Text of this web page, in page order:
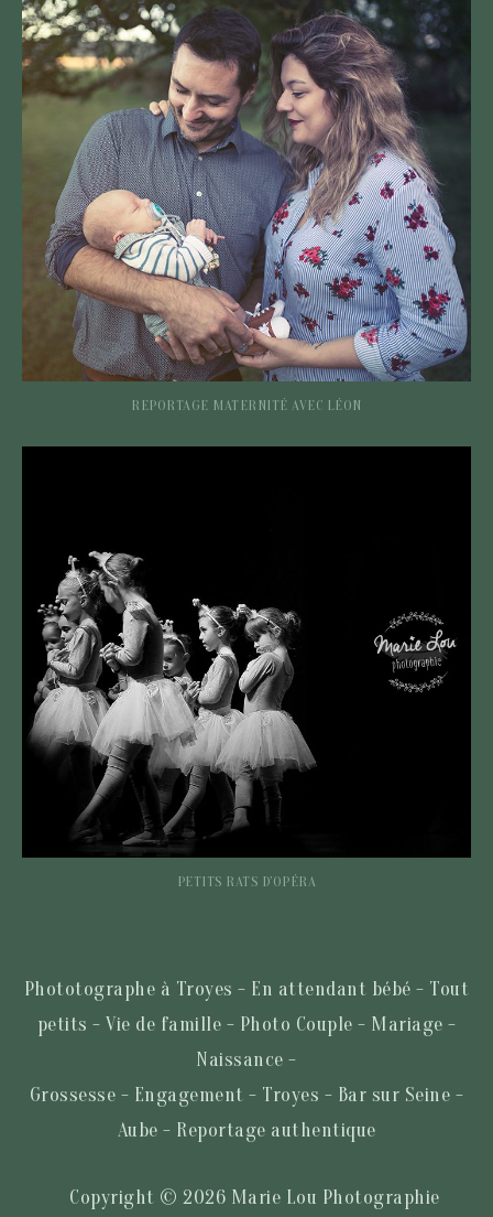
REPORTAGE MATERNITÉ AVEC LÉON
PETITS RATS D’OPÉRA
Phototographe à Troyes - En attendant bébé - Tout
petits - Vie de famille - Photo Couple - Mariage -
Naissance -
Grossesse - Engagement - Troyes - Bar sur Seine -
Aube - Reportage authentique
Copyright © 2026 Marie Lou Photographie